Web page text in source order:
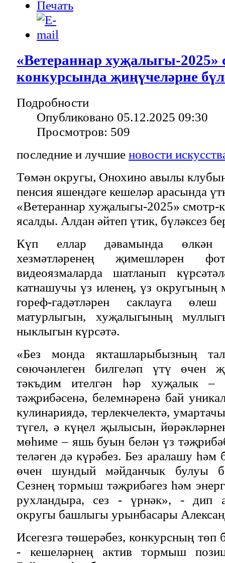
«Ветераннар хуҗалыгы-2025»
конкурсында җиңүчеләрне
Подробности
Опубликовано 05.12.2025 09:30
Просмотров: 509
последние и лучшие новости
Төмән округы, Онохино авылы
пенсия яшендәге кешеләр арасында
«Ветераннар хуҗалыгы-2025» смотр-
ясалды. Алдан әйтеп үтик, бүләксез
Күп еллар дәвамында өлкән
хезмәтләренең җимешләрен
видеоязмаларда шатланып
катнашучы үз иленең, үз округының
гореф-гадәтләрен саклауга
матурлыгын, хуҗалыгының
ныклыгын күрсәтә.
«Без монда якташларыбызның
сөючәнлеген билгеләп үтү өчен
тәкъдим ителгән һәр хуҗалык –
тәҗрибәсенә, белемнәренә бай
кулинариядә, терлекчелектә,
түгел, ә күңел җылысын,
мөһиме – яшь буын белән үз
теләген дә күрәбез. Без аралашу
өчен шундый мәйданчык булуы
Сезнең тормыш тәҗрибәгез һәм
рухландыра, сез - үрнәк», - дип
округы башлыгы урынбасары
Исегезгә төшерәбез, конкурсның
- кешеләрнең актив тормыш